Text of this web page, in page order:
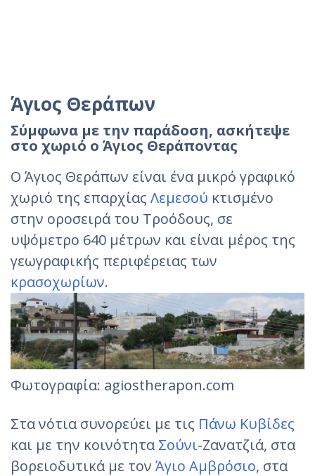
Άγιος Θεράπων
Σύμφωνα με την παράδοση, ασκήτεψε
στο χωριό ο Άγιος Θεράποντας
Ο Άγιος Θεράπων είναι ένα μικρό γραφικό
χωριό της επαρχίας Λεμεσού κτισμένο
στην οροσειρά του Τροόδους, σε
υψόμετρο 640 μέτρων και είναι μέρος της
γεωγραφικής περιφέρειας των
κρασοχωρίων.
Φωτογραφία: agiostherapon.com
Στα νότια συνορεύει με τις Πάνω Κυβίδες
και με την κοινότητα Σούνι-Ζανατζιά, στα
βορειοδυτικά με τον Άγιο Αμβρόσιο, στα